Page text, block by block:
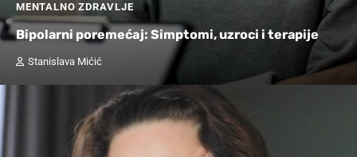
MENTALNO ZDRAVLJE
Bipolarni poremećaj: Simptomi, uzroci i terapije
Stanislava Mićić